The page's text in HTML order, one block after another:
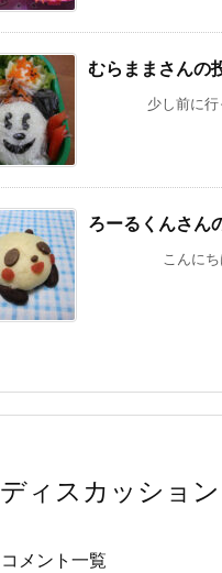
むらままさん
少し前に行った
ろーるくんさ
こんにちは 藤子
ディスカッション
コメント一覧